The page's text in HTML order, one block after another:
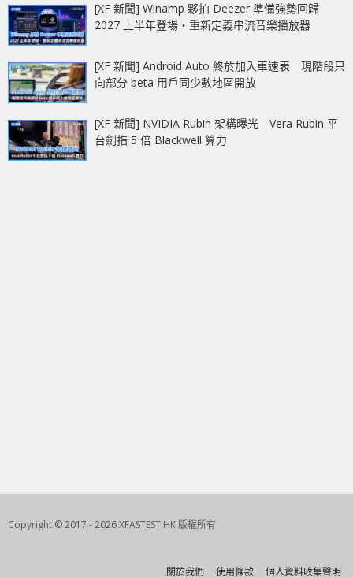
[XF 新聞] Winamp 夥拍 Deezer 準備強勢回歸
2027 上半年登場‧重新定義串流音樂播放器
[XF 新聞] Android Auto 終於加入車速表 現階段只
向部分 beta 用戶同少數地區開放
[XF 新聞] NVIDIA Rubin 架構曝光 Vera Rubin 平
台劍指 5 倍 Blackwell 算力
Copyright © 2017 - 2026 XFASTEST HK 版權所有
關於我們 使用條款 個人資料收集聲明